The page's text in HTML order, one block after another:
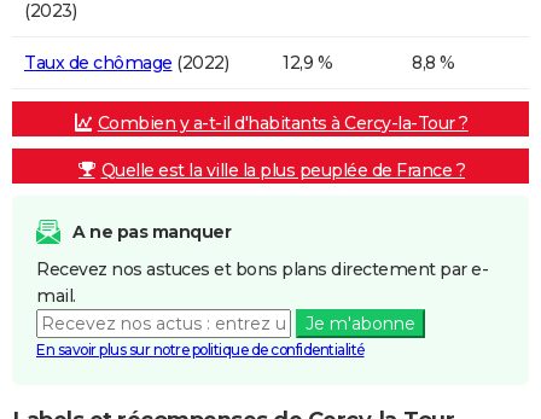
(2023)
Taux de chômage (2022) 12,9 % 8,8 %
Combien y a-t-il d'habitants à Cercy-la-Tour ?
Quelle est la ville la plus peuplée de France ?
A ne pas manquer
Recevez nos astuces et bons plans directement par e-
mail.
Je m'abonne
En savoir plus sur notre politique de confidentialité